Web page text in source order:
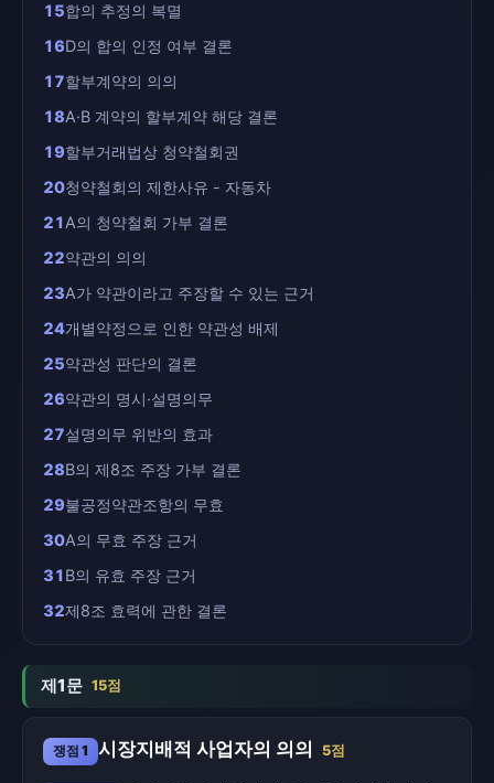
15합의 추정의 복멸
16D의 합의 인정 여부 결론
17할부계약의 의의
18A·B 계약의 할부계약 해당 결론
19할부거래법상 청약철회권
20청약철회의 제한사유 - 자동차
21A의 청약철회 가부 결론
22약관의 의의
23A가 약관이라고 주장할 수 있는 근거
24개별약정으로 인한 약관성 배제
25약관성 판단의 결론
26약관의 명시·설명의무
27설명의무 위반의 효과
28B의 제8조 주장 가부 결론
29불공정약관조항의 무효
30A의 무효 주장 근거
31B의 유효 주장 근거
32제8조 효력에 관한 결론
제1문 15점
쟁점 1 시장지배적 사업자의 의의 5점